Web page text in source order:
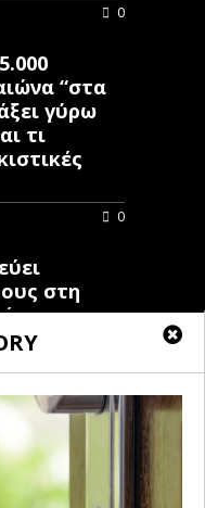
0
“στα
γύρω
τι
0
στη